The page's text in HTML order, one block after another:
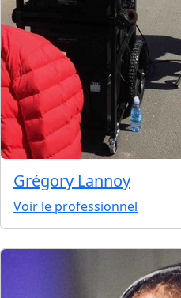
Grégory Lannoy
Voir le professionnel